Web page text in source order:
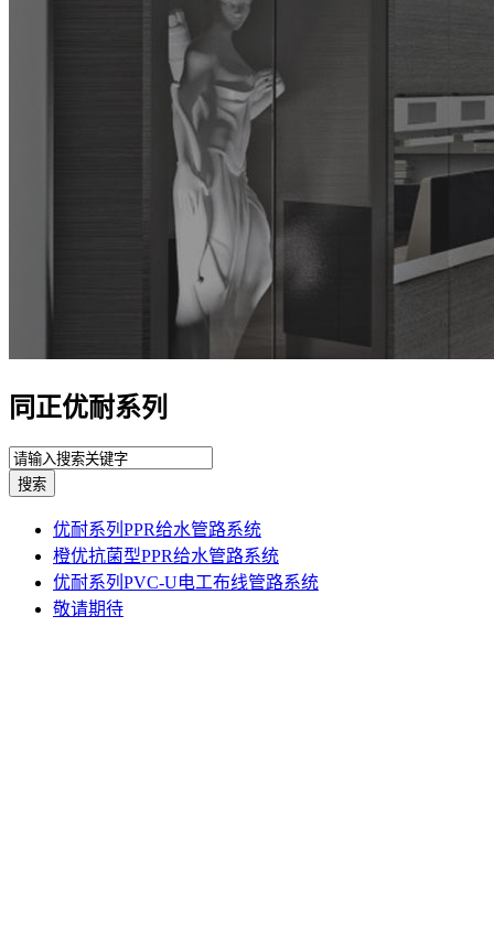
同正优耐系列
优耐系列PPR给水管路系统
橙优抗菌型PPR给水管路系统
优耐系列PVC-U电工布线管路系统
敬请期待